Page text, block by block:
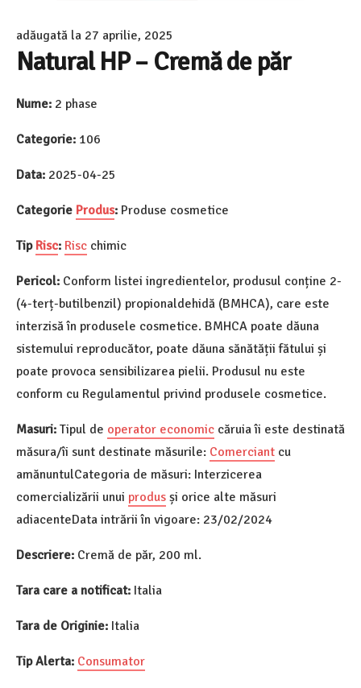
adăugată la 27 aprilie, 2025
Natural HP – Cremă de păr
Nume: 2 phase
Categorie: 106
Data: 2025-04-25
Categorie Produs: Produse cosmetice
Tip Risc: Risc chimic
Pericol: Conform listei ingredientelor, produsul conține 2-
(4-terț-butilbenzil) propionaldehidă (BMHCA), care este
interzisă în produsele cosmetice. BMHCA poate dăuna
sistemului reproducător, poate dăuna sănătății fătului și
poate provoca sensibilizarea pielii. Produsul nu este
conform cu Regulamentul privind produsele cosmetice.
Masuri: Tipul de operator economic căruia îi este destinată
măsura/îi sunt destinate măsurile: Comerciant cu
amănuntulCategoria de măsuri: Interzicerea
comercializării unui produs și orice alte măsuri
adiacenteData intrării în vigoare: 23/02/2024
Descriere: Cremă de păr, 200 ml.
Tara care a notificat: Italia
Tara de Originie: Italia
Tip Alerta: Consumator